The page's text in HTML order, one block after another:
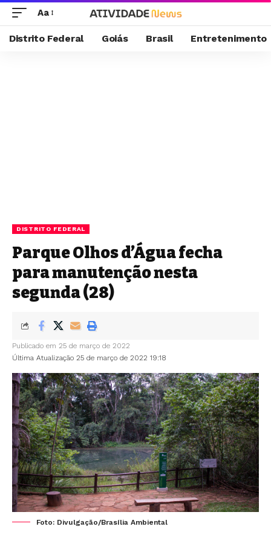
Aa
Distrito Federal Goiás Brasil Entretenimento
DISTRITO FEDERAL
Parque Olhos d’Água fecha
para manutenção nesta
segunda (28)
Última Atualização 25 de março de 2022 19:18
Publicado em 25 de março de 2022
Foto: Divulgação/Brasília Ambiental